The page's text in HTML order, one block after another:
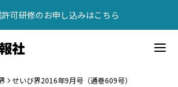
可研修のお申し込みはこちら
送許可講習・研修（東京・大阪）
せいび界2016年9月号（通巻609号）